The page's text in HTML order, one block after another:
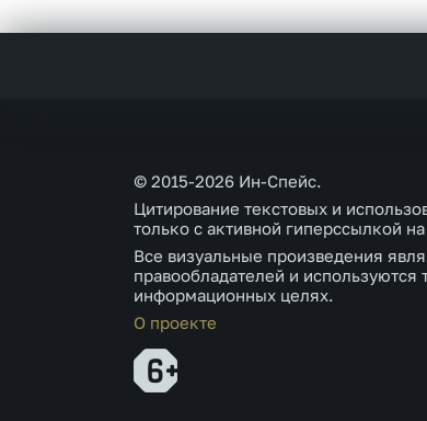
© 2015-2026 Ин-Спейс.
Цитирование текстовых и
только с активной гиперссылкой
Все визуальные произведения
правообладателей и используются
информационных целях.
О проекте